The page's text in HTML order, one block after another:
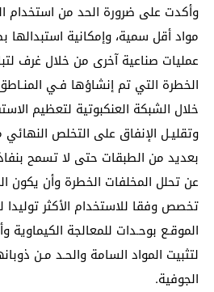
وأكدت على ضرورة الحد من استخدام
مواد أقل سمية، وإمكانية استبدالها
عمليات صناعية آخرى من خلال غرف
الخطرة التي تم إنشاؤها فـي
خلال الشبكة العنكبوتية لتعظيم
وتقليـل الإنفاق على التخلص
بعديد من الطبقات حتى لا تسمح
عن تحلل المخلفات الخطرة وأن يكون
تخصص وفقا للاستخدام الأكثر توليدا
الموقـع بوحـدات للمعالجة الكيماوية
لتثبيت المواد السامة والحـد مـن
الجوفية.